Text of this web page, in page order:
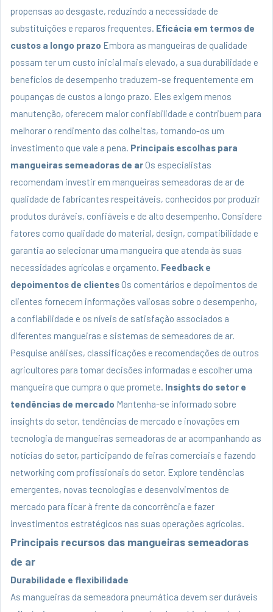
propensas ao desgaste, reduzindo a necessidade de
substituições e reparos frequentes. Eficácia em termos de
custos a longo prazo Embora as mangueiras de qualidade
possam ter um custo inicial mais elevado, a sua durabilidade e
benefícios de desempenho traduzem-se frequentemente em
poupanças de custos a longo prazo. Eles exigem menos
manutenção, oferecem maior confiabilidade e contribuem para
melhorar o rendimento das colheitas, tornando-os um
investimento que vale a pena. Principais escolhas para
mangueiras semeadoras de ar Os especialistas
recomendam investir em mangueiras semeadoras de ar de
qualidade de fabricantes respeitáveis, conhecidos por produzir
produtos duráveis, confiáveis ​​e de alto desempenho. Considere
fatores como qualidade do material, design, compatibilidade e
garantia ao selecionar uma mangueira que atenda às suas
necessidades agrícolas e orçamento. Feedback e
depoimentos de clientes Os comentários e depoimentos de
clientes fornecem informações valiosas sobre o desempenho,
a confiabilidade e os níveis de satisfação associados a
diferentes mangueiras e sistemas de semeadores de ar.
Pesquise análises, classificações e recomendações de outros
agricultores para tomar decisões informadas e escolher uma
mangueira que cumpra o que promete. Insights do setor e
tendências de mercado Mantenha-se informado sobre
insights do setor, tendências de mercado e inovações em
tecnologia de mangueiras semeadoras de ar acompanhando as
notícias do setor, participando de feiras comerciais e fazendo
networking com profissionais do setor. Explore tendências
emergentes, novas tecnologias e desenvolvimentos de
mercado para ficar à frente da concorrência e fazer
investimentos estratégicos nas suas operações agrícolas.
Principais recursos das mangueiras semeadoras
de ar
Durabilidade e flexibilidade
As mangueiras da semeadora pneumática devem ser duráveis